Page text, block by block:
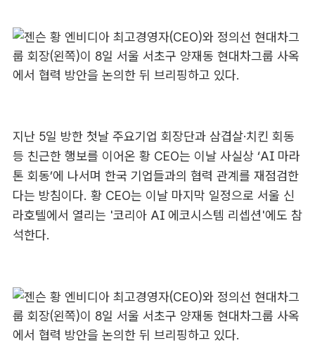
지난 5일 방한 첫날 주요기업 회장단과 삼겹살·치킨 회동
등 친근한 행보를 이어온 황 CEO는 이날 사실상 ‘AI 마라
톤 회동’에 나서며 한국 기업들과의 협력 관계를 재점검한
다는 방침이다. 황 CEO는 이날 마지막 일정으로 서울 신
라호텔에서 열리는 '코리아 AI 에코시스템 리셉션'에도 참
석한다.